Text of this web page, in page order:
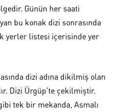
Günün her saati
bu konak dizi sonrasında
yerler listesi içerisinde yer
dizi adına dikilmiş olan
Dizi Ürgüp’te çekilmiştir.
tek bir mekanda, Asmalı